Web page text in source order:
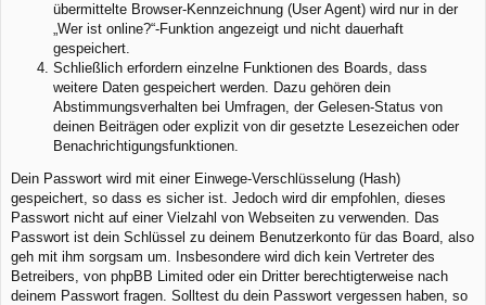
übermittelte Browser-Kennzeichnung (User Agent) wird nur in der
„Wer ist online?“-Funktion angezeigt und nicht dauerhaft
gespeichert.
Schließlich erfordern einzelne Funktionen des Boards, dass
weitere Daten gespeichert werden. Dazu gehören dein
Abstimmungsverhalten bei Umfragen, der Gelesen-Status von
deinen Beiträgen oder explizit von dir gesetzte Lesezeichen oder
Benachrichtigungsfunktionen.
Dein Passwort wird mit einer Einwege-Verschlüsselung (Hash)
gespeichert, so dass es sicher ist. Jedoch wird dir empfohlen, dieses
Passwort nicht auf einer Vielzahl von Webseiten zu verwenden. Das
Passwort ist dein Schlüssel zu deinem Benutzerkonto für das Board, also
geh mit ihm sorgsam um. Insbesondere wird dich kein Vertreter des
Betreibers, von phpBB Limited oder ein Dritter berechtigterweise nach
deinem Passwort fragen. Solltest du dein Passwort vergessen haben, so